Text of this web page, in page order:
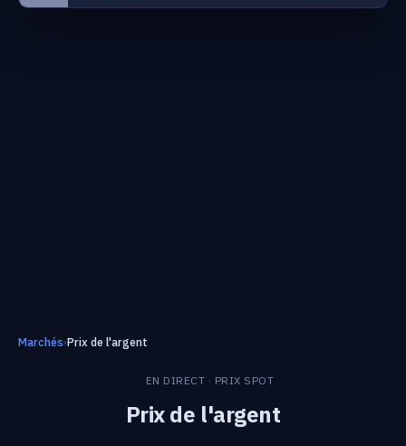
Marchés›Prix de l'argent
EN DIRECT · PRIX SPOT
Prix de l'argent